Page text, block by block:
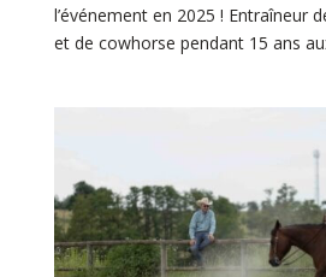
l’événement en 2025 ! Entraîneur
et de cowhorse pendant 15 ans